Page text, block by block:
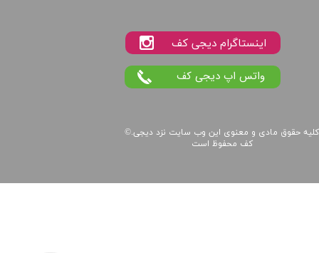
©. کلیه حقوق مادی و معنوی این وب سایت نزددیجی
کف محفوظ است
واتس اپ دیجی کف